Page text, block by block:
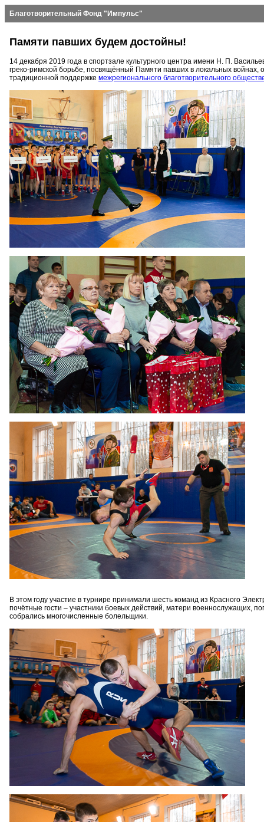
Благотворительный Фонд "Импульс"
Памяти павших будем достойны!
14 декабря 2019 года в спортзале культурного центра имени Н. П.
греко-римской борьбе, посвящённый Памяти павших в локальных войнах,
традиционной поддержке межрегионального благотворительного
В этом году участие в турнире принимали шесть команд из Красного
почётные гости – участники боевых действий, матери военнослужащих,
собрались многочисленные болельщики.